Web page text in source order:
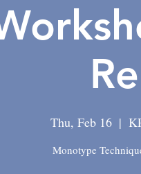
Thu, Feb 16
  |
Monotype